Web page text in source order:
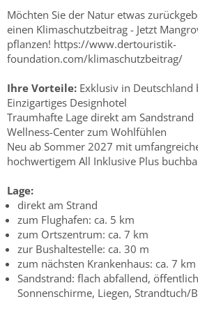
Möchten Sie der Natur etwas
einen Klimaschutzbeitrag - Jetzt
pflanzen! https://www.dertouristik-
foundation.com/klimaschutzbeitrag/
Ihre Vorteile: Exklusiv in Deutschland
Einzigartiges Designhotel
Traumhafte Lage direkt am Sandstrand
Wellness-Center zum Wohlfühlen
Neu ab Sommer 2027 mit
hochwertigem All Inklusive Plus
Lage:
direkt am Strand
zum Flughafen: ca. 5 km
zum Ortszentrum: ca. 7 km
zur Bushaltestelle: ca. 30 m
zum nächsten Krankenhaus: ca. 7 km
Sandstrand: flach abfallend,
Sonnenschirme, Liegen, Strandtuch/